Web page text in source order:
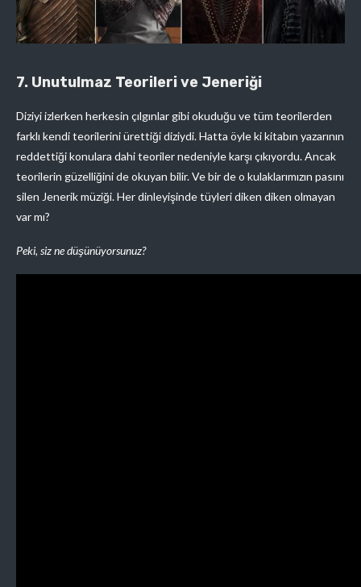
7. Unutulmaz Teorileri ve Jeneriği
Diziyi izlerken herkesin çılgınlar gibi okuduğu ve tüm teorilerden
farklı kendi teorilerini ürettiği diziydi. Hatta öyle ki kitabın yazarının
reddettiği konulara dahi teoriler nedeniyle karşı çıkıyordu. Ancak
teorilerin güzelliğini de okuyan bilir. Ve bir de o kulaklarımızın pasını
silen Jenerik müziği. Her dinleyişinde tüyleri diken diken olmayan
var mı?
Peki, siz ne düşünüyorsunuz?